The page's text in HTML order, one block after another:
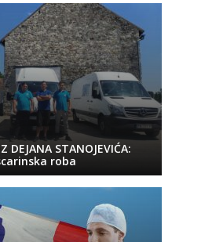
DEJANA STANOJEVIĆA:
roba